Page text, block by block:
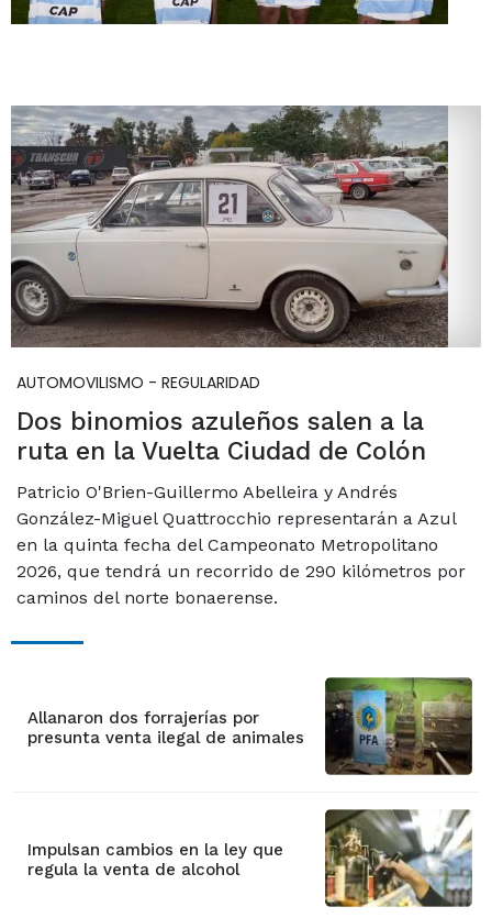
AUTOMOVILISMO - REGULARIDAD
Dos binomios azuleños salen a la
ruta en la Vuelta Ciudad de Colón
Patricio O'Brien-Guillermo Abelleira y Andrés
González-Miguel Quattrocchio representarán a Azul
en la quinta fecha del Campeonato Metropolitano
2026, que tendrá un recorrido de 290 kilómetros por
caminos del norte bonaerense.
Allanaron dos forrajerías por
presunta venta ilegal de animales
Impulsan cambios en la ley que
regula la venta de alcohol